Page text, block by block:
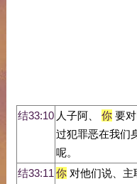
结33:10 人子阿、 你要对
过犯罪恶在我们
呢。
结33:11 你对他们说、主